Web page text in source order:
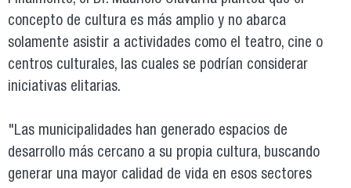
concepto de cultura es más amplio y no abarca
solamente asistir a actividades como el teatro, cine o
centros culturales, las cuales se podrían considerar
iniciativas elitarias.
"Las municipalidades han generado espacios de
desarrollo más cercano a su propia cultura, buscando
generar una mayor calidad de vida en esos sectores